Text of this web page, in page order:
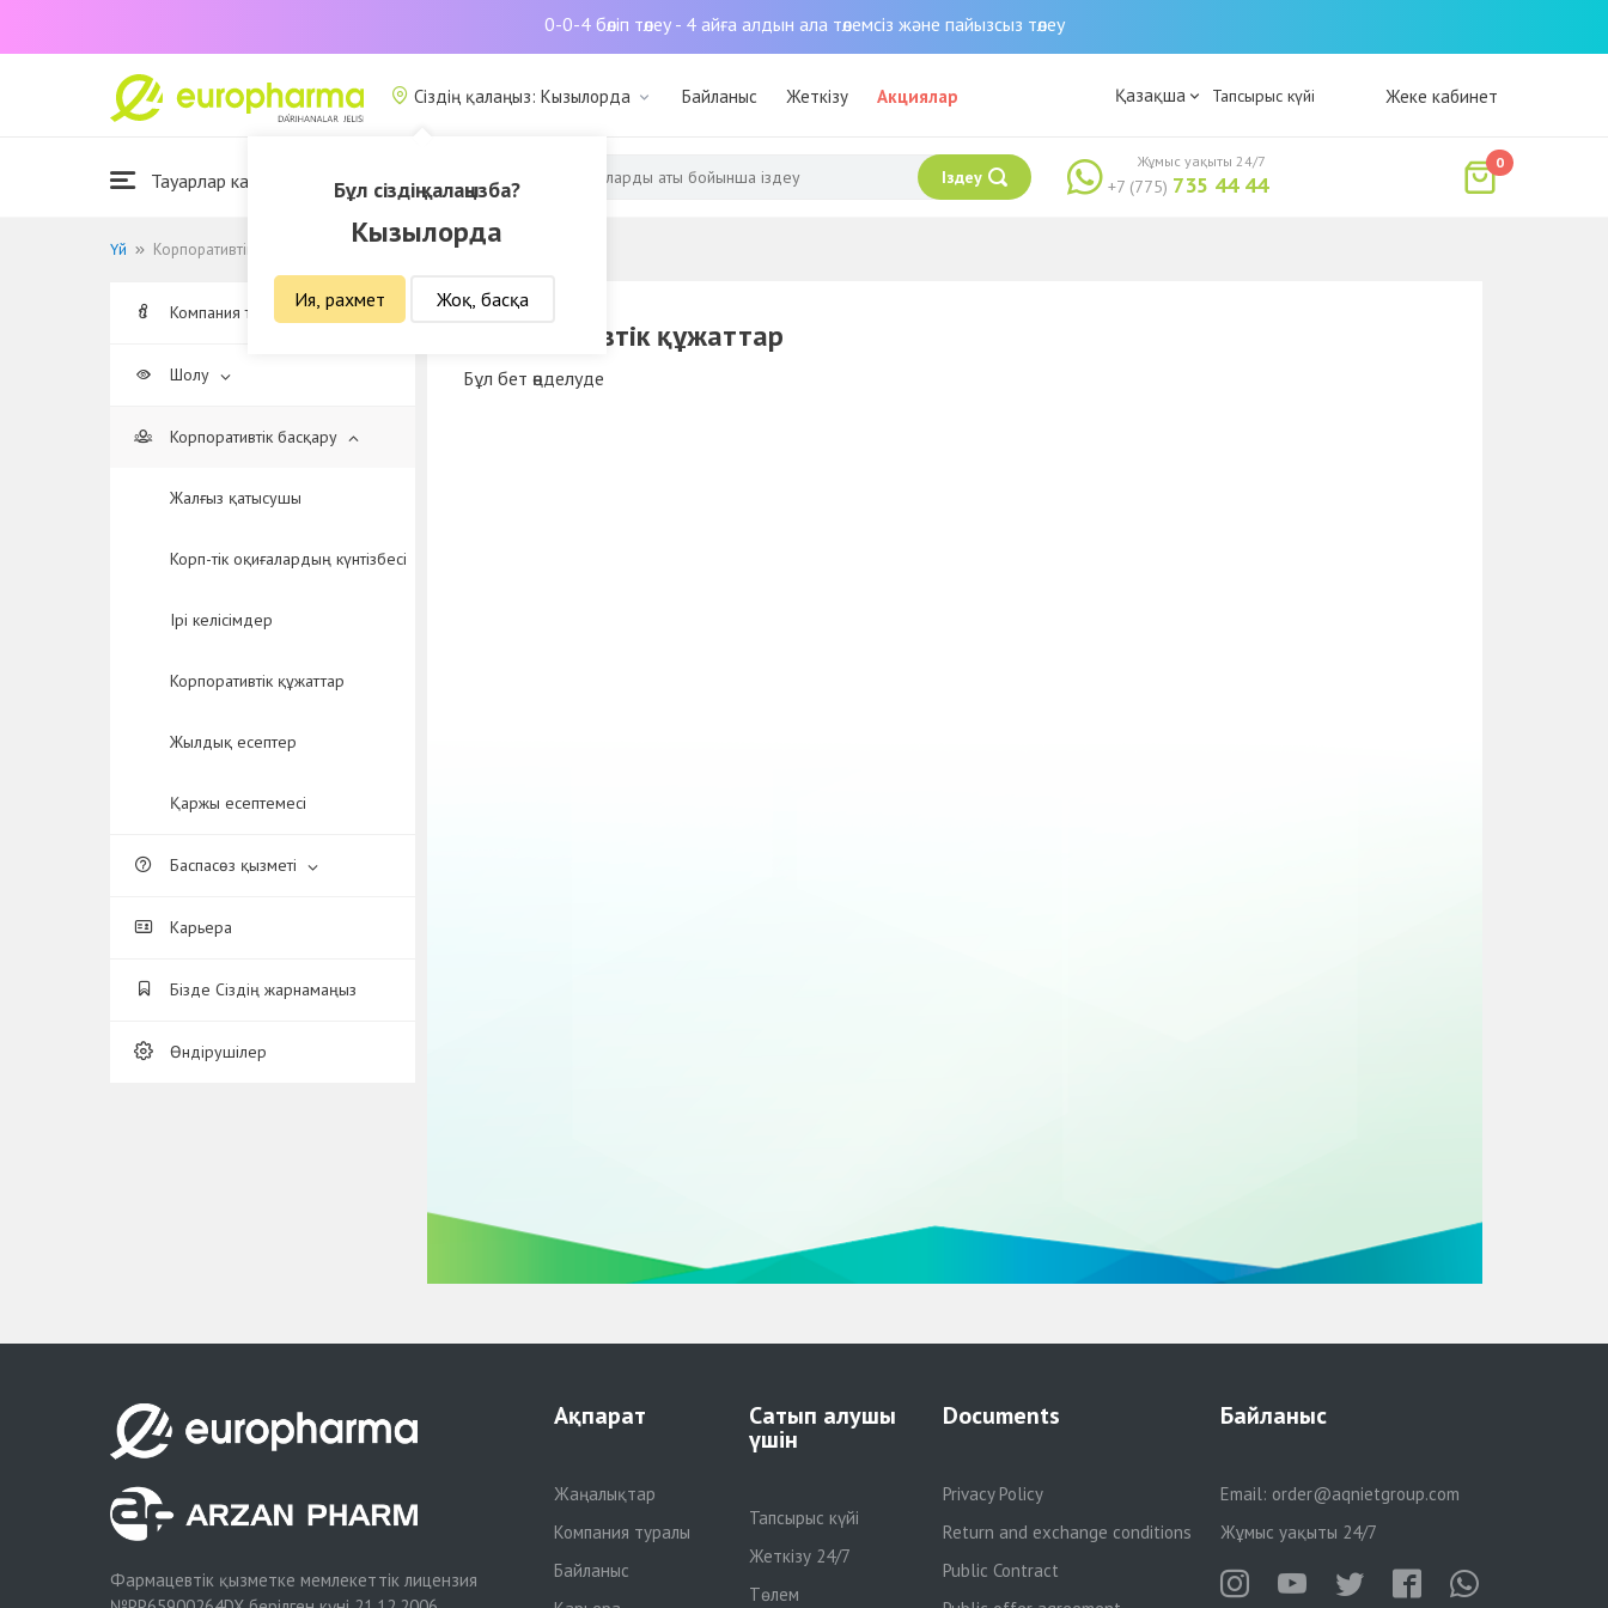
0-0-4 бөліп төлеу - 4 айға алдын ала төлемсіз және пайызсыз төлеу
Сіздің қалаңыз: Кызылорда
Бұл сіздің қалаңызба?
Кызылорда
Ия, рахмет Жоқ, басқа
Байланыс Жеткізу Акциялар
Дәріханалар
Қазақша Тапсырыс күйі Жеке кабинет
Тауарлар каталогы Іздеу +7 (775) 735 44 44
Жұмыс уақыты 24/7 0
Үй Корпоративтік құжаттар
Компания туралы
Шолу
Корпоративтік басқару
Жалғыз қатысушы
Корп-тік оқиғалардың күнтізбесі
Ірі келісімдер
Корпоративтік құжаттар
Жылдық есептер
Қаржы есептемесі
Баспасөз қызметі
Карьера
Бізде Сіздің жарнамаңыз
Өндірушілер
Корпоративтік құжаттар
Бұл бет өңделуде
Фармацевтік қызметке мемлекеттік лицензия
Ақпарат
Жаңалықтар
Компания туралы
Байланыс
Сатып алушы
үшін
Тапсырыс күйі
Жеткізу 24/7
Төлем
Documents
Privacy Policy
Return and exchange conditions
Public Contract
Байланыс
Email: order@aqnietgroup.com
Жұмыс уақыты 24/7